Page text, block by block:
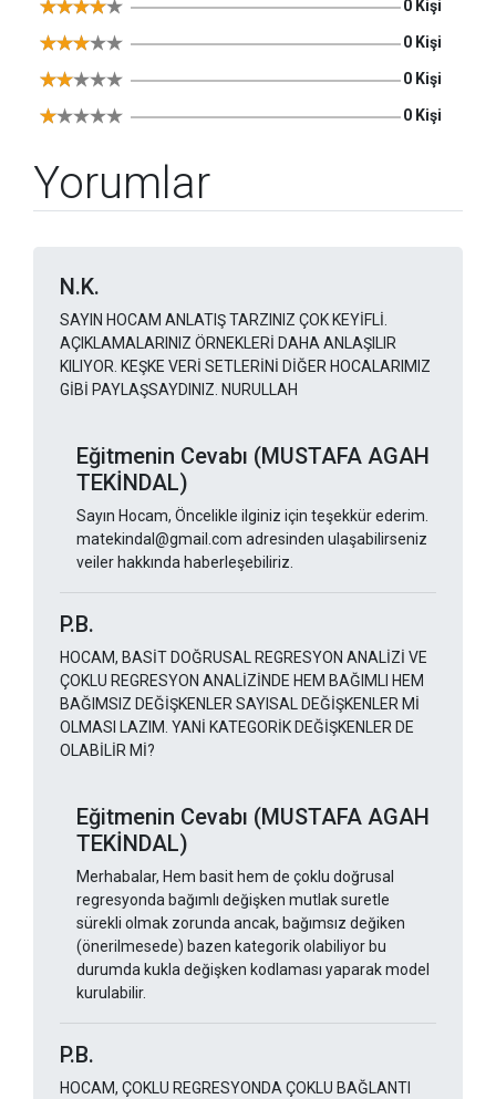
0 Kişi
0 Kişi
0 Kişi
0 Kişi
Yorumlar
N.K.
SAYIN HOCAM ANLATIŞ TARZINIZ ÇOK KEYİFLİ.
AÇIKLAMALARINIZ ÖRNEKLERİ DAHA ANLAŞILIR
KILIYOR. KEŞKE VERİ SETLERİNİ DİĞER HOCALARIMIZ
GİBİ PAYLAŞSAYDINIZ. NURULLAH
Eğitmenin Cevabı (MUSTAFA AGAH
TEKİNDAL)
Sayın Hocam, Öncelikle ilginiz için teşekkür ederim.
matekindal@gmail.com adresinden ulaşabilirseniz
veiler hakkında haberleşebiliriz.
P.B.
HOCAM, BASİT DOĞRUSAL REGRESYON ANALİZİ VE
ÇOKLU REGRESYON ANALİZİNDE HEM BAĞIMLI HEM
BAĞIMSIZ DEĞİŞKENLER SAYISAL DEĞİŞKENLER Mİ
OLMASI LAZIM. YANİ KATEGORİK DEĞİŞKENLER DE
OLABİLİR Mİ?
Eğitmenin Cevabı (MUSTAFA AGAH
TEKİNDAL)
Merhabalar, Hem basit hem de çoklu doğrusal
regresyonda bağımlı değişken mutlak suretle
sürekli olmak zorunda ancak, bağımsız değiken
(önerilmesede) bazen kategorik olabiliyor bu
durumda kukla değişken kodlaması yaparak model
kurulabilir.
P.B.
HOCAM, ÇOKLU REGRESYONDA ÇOKLU BAĞLANTI